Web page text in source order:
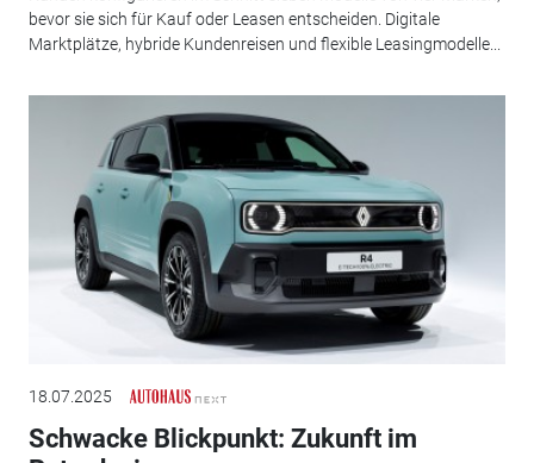
bevor sie sich für Kauf oder Leasen entscheiden. Digitale
Marktplätze, hybride Kundenreisen und flexible Leasingmodelle...
18.07.2025
Schwacke Blickpunkt: Zukunft im